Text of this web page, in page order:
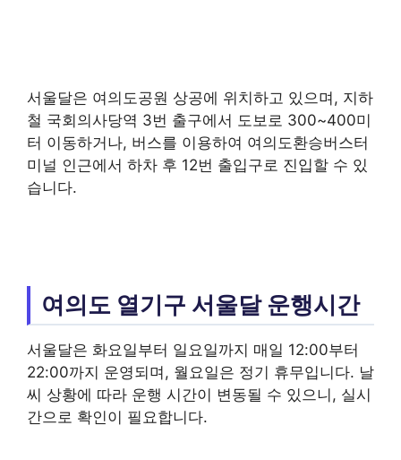
서울달은 여의도공원 상공에 위치하고 있으며, 지하
철 국회의사당역 3번 출구에서 도보로 300~400미
터 이동하거나, 버스를 이용하여 여의도환승버스터
미널 인근에서 하차 후 12번 출입구로 진입할 수 있
습니다.
여의도 열기구 서울달 운행시간
서울달은 화요일부터 일요일까지 매일 12:00부터
22:00까지 운영되며, 월요일은 정기 휴무입니다. 날
씨 상황에 따라 운행 시간이 변동될 수 있으니, 실시
간으로 확인이 필요합니다.